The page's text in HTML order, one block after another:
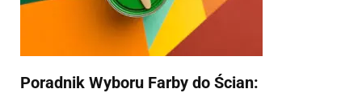
Poradnik Wyboru Farby do Ścian: